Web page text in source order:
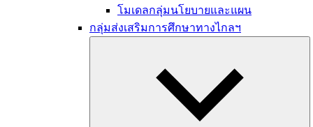
โมเดลกลุ่มนโยบายและแผน
กลุ่มส่งเสริมการศึกษาทางไกลฯ